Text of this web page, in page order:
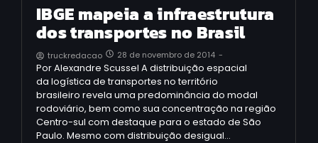
IBGE mapeia a infraestrutura
dos transportes no Brasil
truckredacao 28 de novembro de 2014 -
Por Alexandre Scussel A distribuição espacial
da logística de transportes no território
brasileiro revela uma predominância do modal
rodoviário, bem como sua concentração na região
Centro-sul com destaque para o estado de São
Paulo. Mesmo com distribuição desigual…